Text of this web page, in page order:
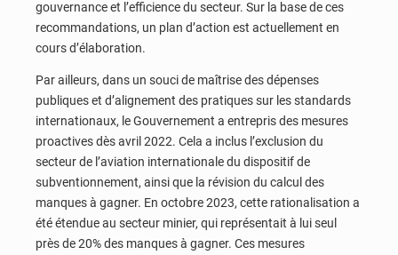
gouvernance et l’efficience du secteur. Sur la base de ces
recommandations, un plan d’action est actuellement en
cours d’élaboration.
Par ailleurs, dans un souci de maîtrise des dépenses
publiques et d’alignement des pratiques sur les standards
internationaux, le Gouvernement a entrepris des mesures
proactives dès avril 2022. Cela a inclus l’exclusion du
secteur de l’aviation internationale du dispositif de
subventionnement, ainsi que la révision du calcul des
manques à gagner. En octobre 2023, cette rationalisation a
été étendue au secteur minier, qui représentait à lui seul
près de 20% des manques à gagner. Ces mesures